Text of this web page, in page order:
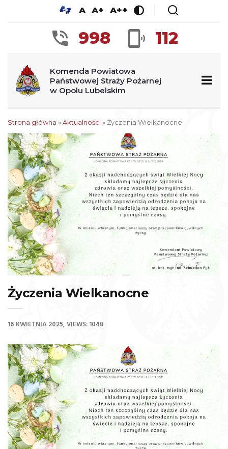
A A+ A++
998 112
Komenda Powiatowa
Państwowej Straży Pożarnej
w Opolu Lubelskim
Strona główna »Aktualności»Życzenia Wielkanocne
Życzenia Wielkanocne
16 KWIETNIA 2025 VIEWS: 1048